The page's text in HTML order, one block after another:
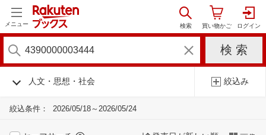
メニュー
人文・思想・社会 絞込み
絞込条件： 2026/05/18～2026/05/24